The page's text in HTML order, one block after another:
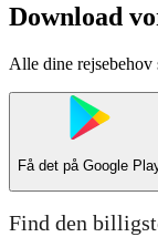
Download
Alle dine rejsebehov
Få det på Google
Find den